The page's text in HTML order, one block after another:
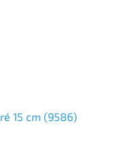
15 cm (9586)